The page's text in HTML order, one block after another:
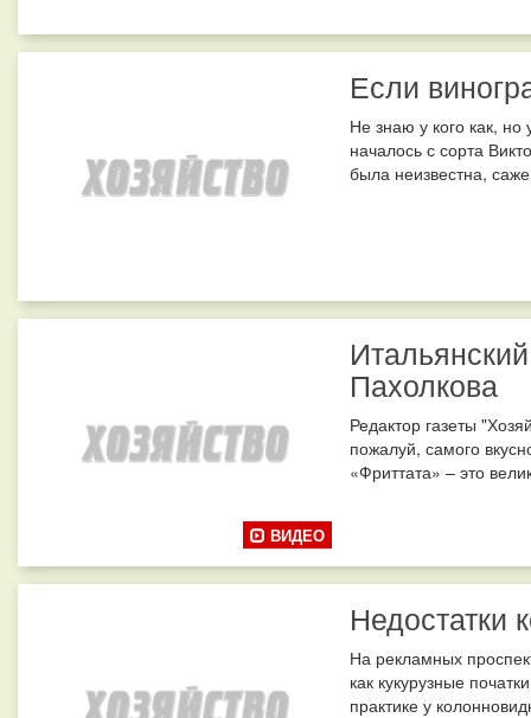
Если
Не знаю у кого как, но
началось с сорта
была неизвестна,
ВИДЕО
Пахолкова
Редактор газеты
пожалуй, самого
«Фриттата» – это
Недостатки
На рекламных
как кукурузные
практике у